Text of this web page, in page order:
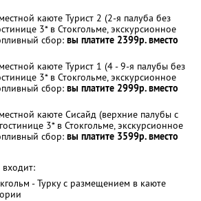
каюте Турист 2 (2-я палуба без
3* в Стокгольме, экскурсионное
сбор: вы платите 2399р. вместо
каюте Турист 1 (4 - 9-я палубы без
3* в Стокгольме, экскурсионное
сбор: вы платите 2999р. вместо
каюте Сисайд (верхние палубы с
3* в Стокгольме, экскурсионное
сбор: вы платите 3599р. вместо
входит:
- Турку с размещением в каюте